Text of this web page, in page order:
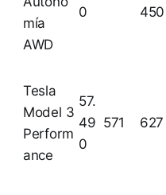
mía
AWD
0
450
Tesla
Model 3
Perform
ance
57.
49
0
571 627